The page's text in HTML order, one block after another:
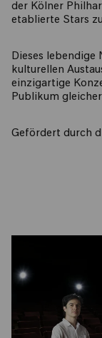
der Kölner
etablierte Stars
Dieses
kulturellen
einzigartige
Publikum
Gefördert durch